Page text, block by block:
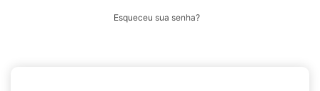
Esqueceu sua senha?